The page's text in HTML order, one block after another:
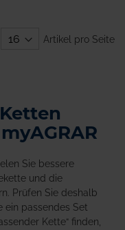
Artikel pro Seite
Sie bessere
und die
Prüfen Sie deshalb
ein passendes Set
Kette“ finden,